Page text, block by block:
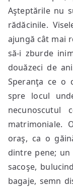
Aşteptările nu
rădăcinile.
ajungă cât mai
să-i zburde
douăzeci de
Speranţa ce o
spre locul
necunoscutul
matrimoniale.
oraş, ca o
dintre pene;
sacoşe,
bagaje, semn